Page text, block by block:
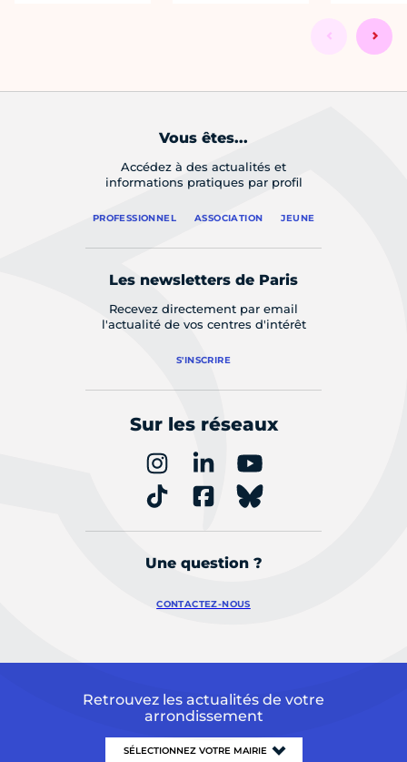
Vous êtes...
Accédez à des actualités et
informations pratiques par profil
PROFESSIONNEL ASSOCIATION JEUNE
Les newsletters de Paris
Recevez directement par email
l'actualité de vos centres d'intérêt
S'INSCRIRE
Sur les réseaux
Une question ?
CONTACTEZ-NOUS
Retrouvez les actualités de votre
arrondissement